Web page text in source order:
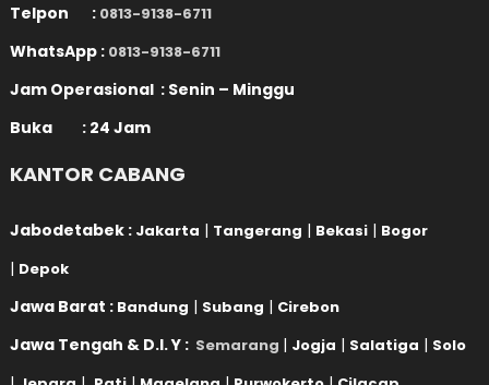
Telpon : 0813-9138-6711
WhatsApp : 0813-9138-6711
Jam Operasional : Senin – Minggu
Buka : 24 Jam
KANTOR CABANG
Jabodetabek : Jakarta | Tangerang | Bekasi | Bogor
| Depok
Jawa Barat : Bandung | Subang | Cirebon
Jawa Tengah & D.I. Y : Semarang | Jogja | Salatiga | Solo